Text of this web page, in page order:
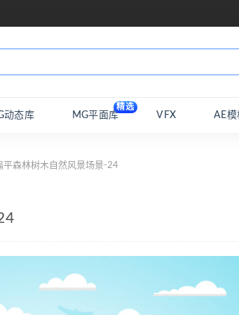
动态库 MG平面库
精选
VFX AE模
平森林树木自然风景场景-24